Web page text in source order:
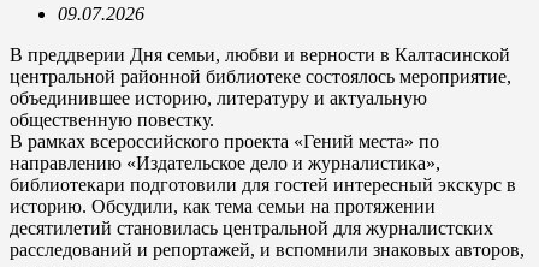
09.07.2026
В преддверии Дня семьи, любви и верности в Калтасинской
центральной районной библиотеке состоялось мероприятие,
объединившее историю, литературу и актуальную
общественную повестку.
В рамках всероссийского проекта «Гений места» по
направлению «Издательское дело и журналистика»,
библиотекари подготовили для гостей интересный экскурс в
историю. Обсудили, как тема семьи на протяжении
десятилетий становилась центральной для журналистских
расследований и репортажей, и вспомнили знаковых авторов,